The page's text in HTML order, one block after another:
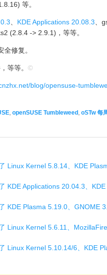
等。
、 KDE Applications 20.08.3、
(2.8.4 -> 2.9.1)，等等。
修复。
等等。 ©
blog/opensuse-
, openSUSE Tumbleweed , oSTw 每
Linux Kernel 5.8.14、KDE
KDE Applications 20.04.3、
KDE Plasma 5.19.0、GNOME
Linux Kernel 5.6.11、
Linux Kernel 5.10.14/6、KDE